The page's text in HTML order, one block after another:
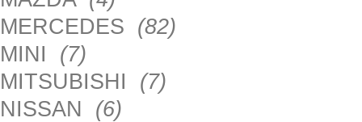
MERCEDES (82)
MINI (7)
MITSUBISHI (7)
NISSAN (6)